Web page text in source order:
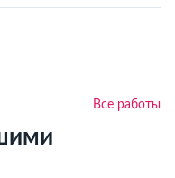
Все работы